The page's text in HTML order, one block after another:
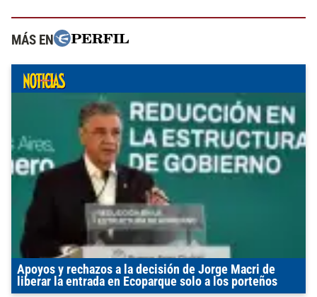
MÁS EN
Apoyos y rechazos a la decisión de Jorge Macri de
liberar la entrada en Ecoparque solo a los porteños